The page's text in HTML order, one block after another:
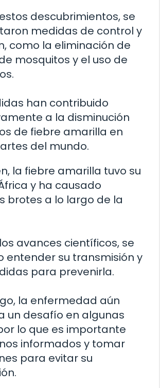
descubrimientos, se
medidas de control y
como la eliminación de
mosquitos y el uso de
han contribuido
a la disminución
de fiebre amarilla en
del mundo.
la fiebre amarilla tuvo su
y ha causado
brotes a lo largo de la
avances científicos, se
entender su transmisión y
para prevenirla.
la enfermedad aún
un desafío en algunas
lo que es importante
informados y tomar
para evitar su